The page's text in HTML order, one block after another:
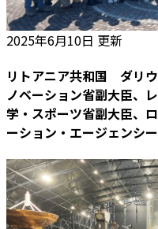
2025年6月10日 更新
リトアニア共和国 ダリ
ノベーション省副大臣、
学・スポーツ省副大臣、
ーション・エージェンシ